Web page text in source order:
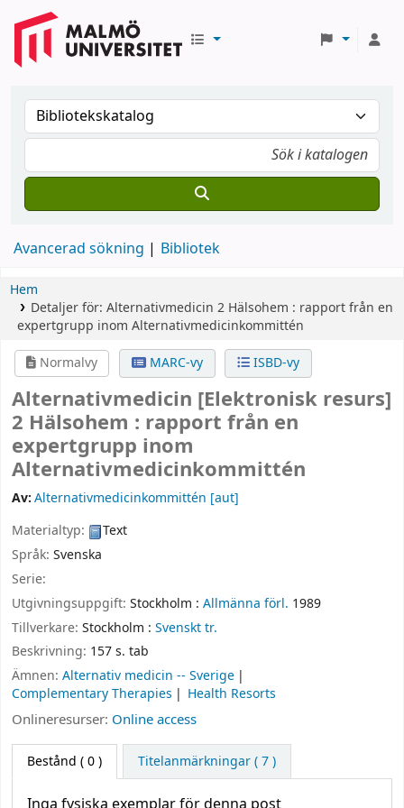
Avancerad sökning Bibliotek
Hem
Detaljer för: Alternativmedicin 2 Hälsohem : rapport från en
expertgrupp inom Alternativmedicinkommittén
Normalvy
MARC-vy ISBD-vy
Alternativmedicin [Elektronisk resurs]
2 Hälsohem : rapport från en
expertgrupp inom
Alternativmedicinkommittén
Av:Alternativmedicinkommittén [aut]
Materialtyp:
Text
Språk: Svenska
Serie:
Utgivningsuppgift: Stockholm : Allmänna förl. 1989
Tillverkare: Stockholm : Svenskt tr.
Beskrivning: 157 s. tab
Ämnen: Alternativ medicin -- Sverige
Complementary Therapies
Health Resorts
Onlineresurser: Online access
Bestånd ( 0 ) Titelanmärkningar ( 7 )